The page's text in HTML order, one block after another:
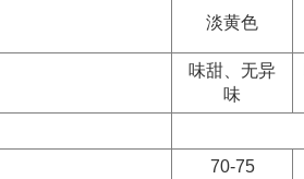
淡黄色
味甜、无异
味
70-75